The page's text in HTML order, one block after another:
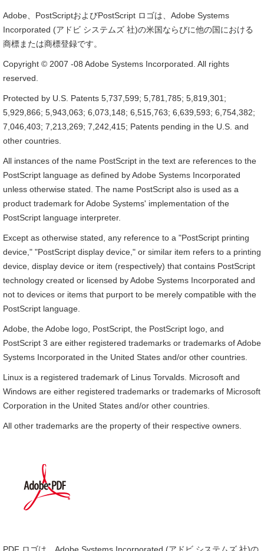
Adobe、PostScriptおよびPostScript ロゴは、Adobe Systems
Incorporated (アドビ システムズ 社)の米国ならびに他の国における
商標または商標登録です。
Copyright © 2007 -08 Adobe Systems Incorporated. All rights
reserved.
Protected by U.S. Patents 5,737,599; 5,781,785; 5,819,301;
5,929,866; 5,943,063; 6,073,148; 6,515,763; 6,639,593; 6,754,382;
7,046,403; 7,213,269; 7,242,415; Patents pending in the U.S. and
other countries.
All instances of the name PostScript in the text are references to the
PostScript language as defined by Adobe Systems Incorporated
unless otherwise stated. The name PostScript also is used as a
product trademark for Adobe Systems' implementation of the
PostScript language interpreter.
Except as otherwise stated, any reference to a "PostScript printing
device," "PostScript display device," or similar item refers to a printing
device, display device or item (respectively) that contains PostScript
technology created or licensed by Adobe Systems Incorporated and
not to devices or items that purport to be merely compatible with the
PostScript language.
Adobe, the Adobe logo, PostScript, the PostScript logo, and
PostScript 3 are either registered trademarks or trademarks of Adobe
Systems Incorporated in the United States and/or other countries.
Linux is a registered trademark of Linus Torvalds. Microsoft and
Windows are either registered trademarks or trademarks of Microsoft
Corporation in the United States and/or other countries.
All other trademarks are the property of their respective owners.